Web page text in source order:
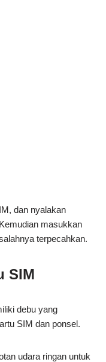
dan nyalakan
masukkan
terpecahkan.
SIM
debu yang
SIM dan ponsel.
udara ringan untuk